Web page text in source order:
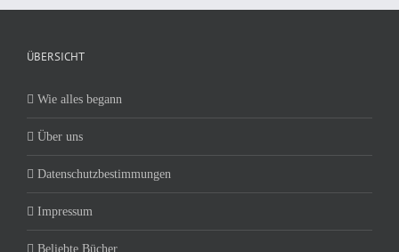
ÜBERSICHT
Wie alles begann
Über uns
Datenschutzbestimmungen
Impressum
Beliebte Bücher